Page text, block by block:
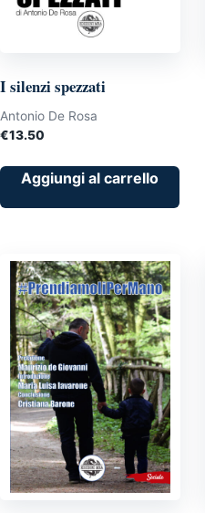
I silenzi spezzati
Antonio De Rosa
€13.50
Aggiungi al carrello